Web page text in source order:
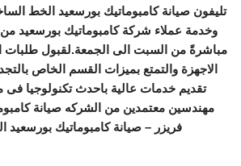
تليفون صيانة كامبوماتيك بورسعيد الخط
وخدمة عملاء شركة كامبوماتيك بورسعيد
مباشرةً من السبت الى الجمعة.لقبول طلبات
الاجهزة والتمتع بميزات القسم الخاص
تقديم خدمات عالية باحدث تكنولوجيا
مهندسين معتمدين من الشركه صيانة
فريزر – صيانة كامبوماتيك بورسعيد